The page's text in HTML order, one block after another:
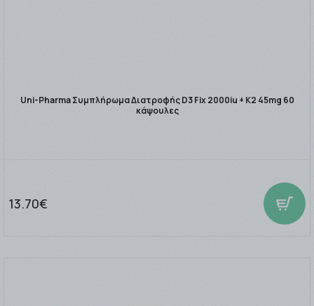
Uni-Pharma Συμπλήρωμα Διατροφής D3 Fix 2000iu + K2 45mg 60
κάψουλες
13.70€